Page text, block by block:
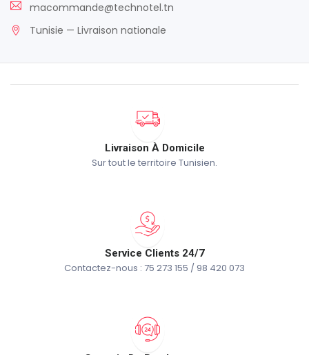
macommande@technotel.tn
Tunisie — Livraison nationale
Livraison À Domicile
Sur tout le territoire Tunisien.
Service Clients 24/7
Contactez-nous : 75 273 155 / 98 420 073